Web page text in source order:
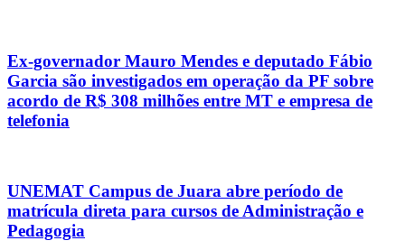
Ex-governador Mauro Mendes e deputado Fábio
Garcia são investigados em operação da PF sobre
acordo de R$ 308 milhões entre MT e empresa de
telefonia
UNEMAT Campus de Juara abre período de
matrícula direta para cursos de Administração e
Pedagogia